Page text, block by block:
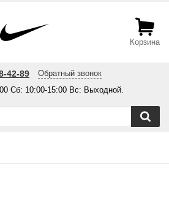
Корзина
42-89
Обратный звонок
Сб: 10:00-15:00 Вс: Выходной.